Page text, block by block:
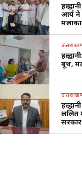
आर्य ने
बूथ,
ललित